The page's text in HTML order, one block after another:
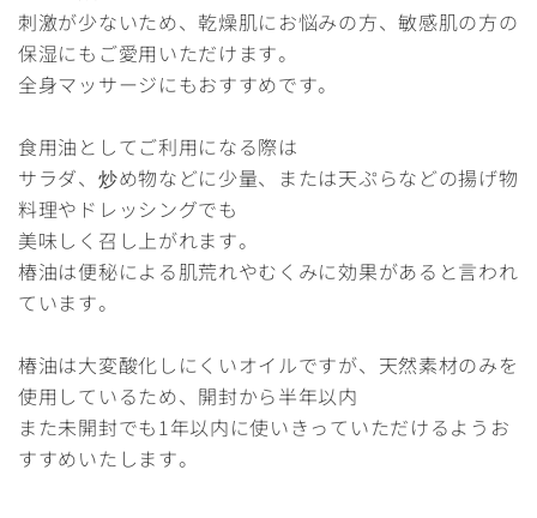
刺激が少ないため、乾燥肌にお悩みの方、敏感肌の方の
保湿にもご愛用いただけます。
全身マッサージにもおすすめです。
食用油としてご利用になる際は
サラダ、炒め物などに少量、または天ぷらなどの揚げ物
料理やドレッシングでも
美味しく召し上がれます。
椿油は便秘による肌荒れやむくみに効果があると言われ
ています。
椿油は大変酸化しにくいオイルですが、天然素材のみを
使用しているため、開封から半年以内
また未開封でも1年以内に使いきっていただけるようお
すすめいたします。